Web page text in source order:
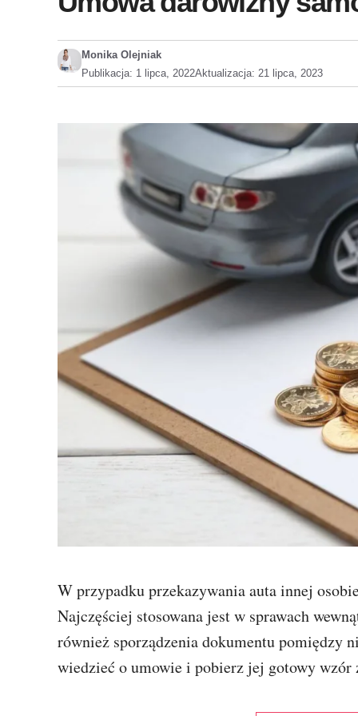
Monika Olejniak
Publikacja: 1 lipca, 2022Aktualizacja: 21 lipca, 2023
W przypadku przekazywania auta innej
Najczęściej stosowana jest w sprawach
również sporządzenia dokumentu pomiędzy
wiedzieć o umowie i pobierz jej gotowy wzór